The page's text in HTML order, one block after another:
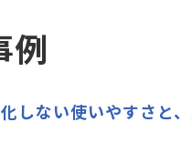
例
しない使いやすさと